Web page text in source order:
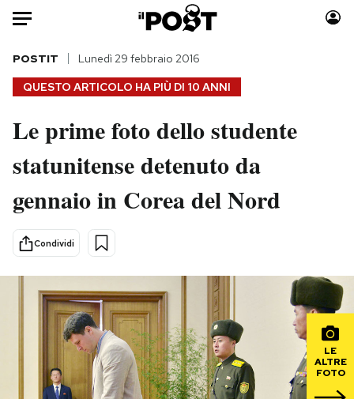
Auto
HOME
Italia
Politica
Tecnologia
Scienza
Economia
Sport
Moda
Consumismi
Storie/Idee
Altrecose
Mondiali calcio 2026
PODCAST
QUESTO ARTICOLO HA PIÙ DI 10 ANNI
POSTIT Lunedì 29 febbraio 2016
Le prime foto dello studente
statunitense detenuto da
gennaio in Corea del Nord
Condividi
LE
ALTRE
FOTO